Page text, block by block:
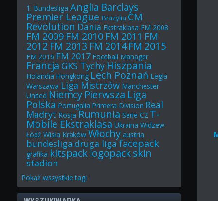
1. Bundesliga Anglia Barclays
Premier League Brazylia CM
Revolution Dania Ekstraklasa FM 2008
FM 2009 FM 2010 FM 2011 FM
2012 FM 2013 FM 2014 FM 2015
FM 2016 FM 2017 Football Manager
Francja GKS Tychy Hiszpania
Holandia Hongkong Lech Poznań Legia
Warszawa Liga Mistrzów Manchester
United Niemcy Pierwsza Liga
Polska Portugalia Primera Division Real
Madryt Rosja Rumunia Serie C2 T-
Mobile Ekstraklasa Ukraina Widzew
Łódź Wisła Kraków Włochy austria
bundesliga druga ligafacepack
grafika kitspacklogopackskin
stadion
Pokażwszystkie tagi